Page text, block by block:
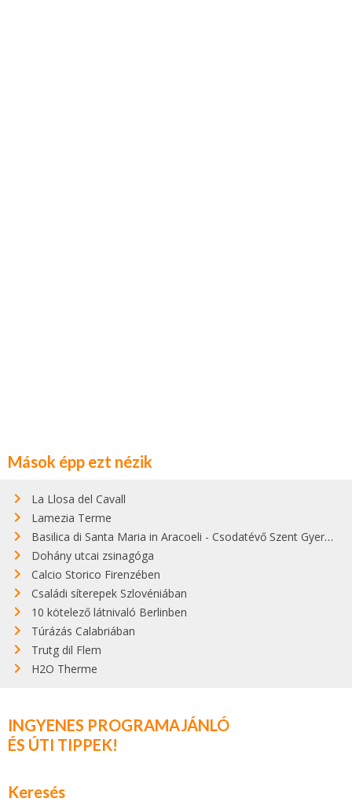
Mások épp ezt nézik
La Llosa del Cavall
Lamezia Terme
Basilica di Santa Maria in Aracoeli - Csodatévő Szent Gyermek
Dohány utcai zsinagóga
Calcio Storico Firenzében
Családi síterepek Szlovéniában
10 kötelező látnivaló Berlinben
Túrázás Calabriában
Trutg dil Flem
H2O Therme
INGYENES PROGRAMAJÁNLÓ
ÉS ÚTI TIPPEK!
Keresés